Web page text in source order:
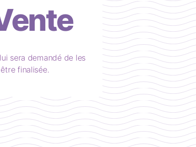
sera demandé de les
finalisée.